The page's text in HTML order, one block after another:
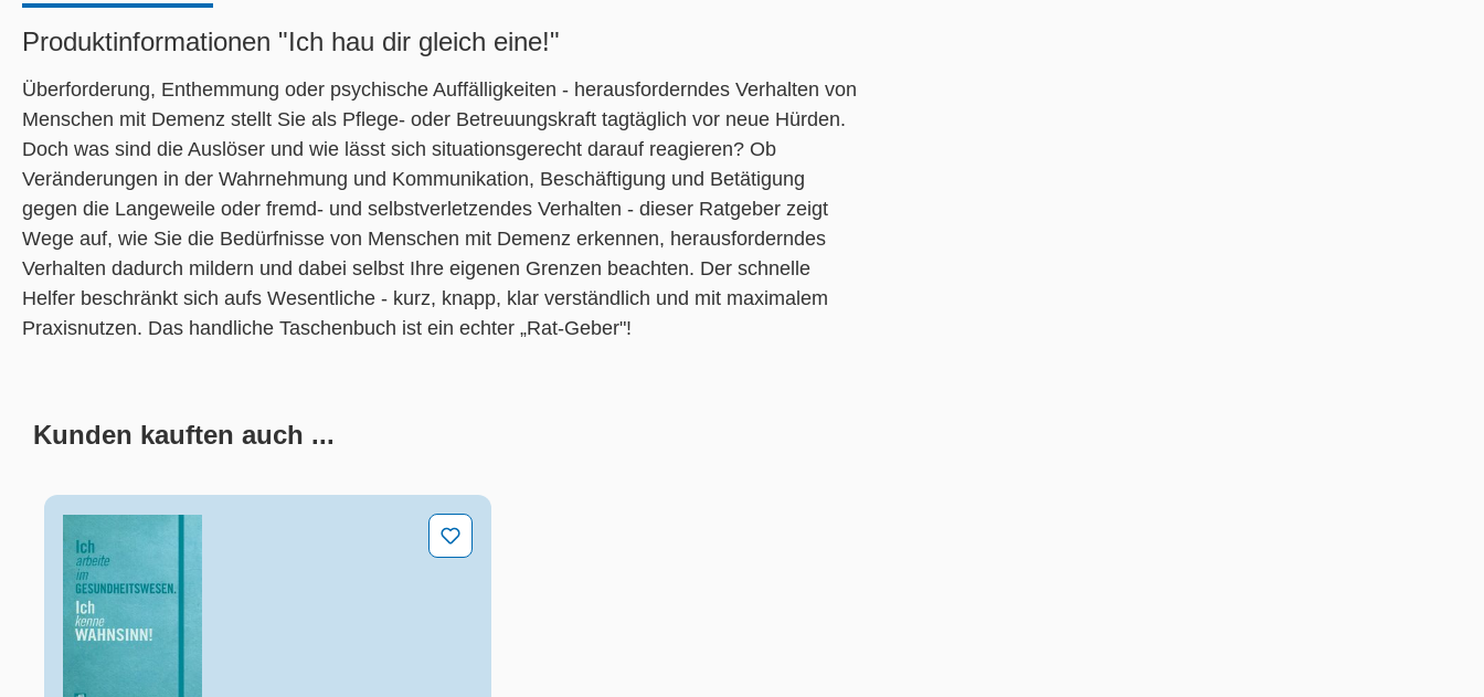
Produktinformationen "Ich hau dir gleich eine!"
Überforderung, Enthemmung oder psychische Auffälligkeiten - herausforderndes Verhalten von
Menschen mit Demenz stellt Sie als Pflege- oder Betreuungskraft tagtäglich vor neue Hürden.
Doch was sind die Auslöser und wie lässt sich situationsgerecht darauf reagieren? Ob
Veränderungen in der Wahrnehmung und Kommunikation, Beschäftigung und Betätigung
gegen die Langeweile oder fremd- und selbstverletzendes Verhalten - dieser Ratgeber zeigt
Wege auf, wie Sie die Bedürfnisse von Menschen mit Demenz erkennen, herausforderndes
Verhalten dadurch mildern und dabei selbst Ihre eigenen Grenzen beachten. Der schnelle
Helfer beschränkt sich aufs Wesentliche - kurz, knapp, klar verständlich und mit maximalem
Praxisnutzen. Das handliche Taschenbuch ist ein echter „Rat-Geber"!
Kunden kauften auch ...
Das Notizbuch für die Alten- und Krankenpflege